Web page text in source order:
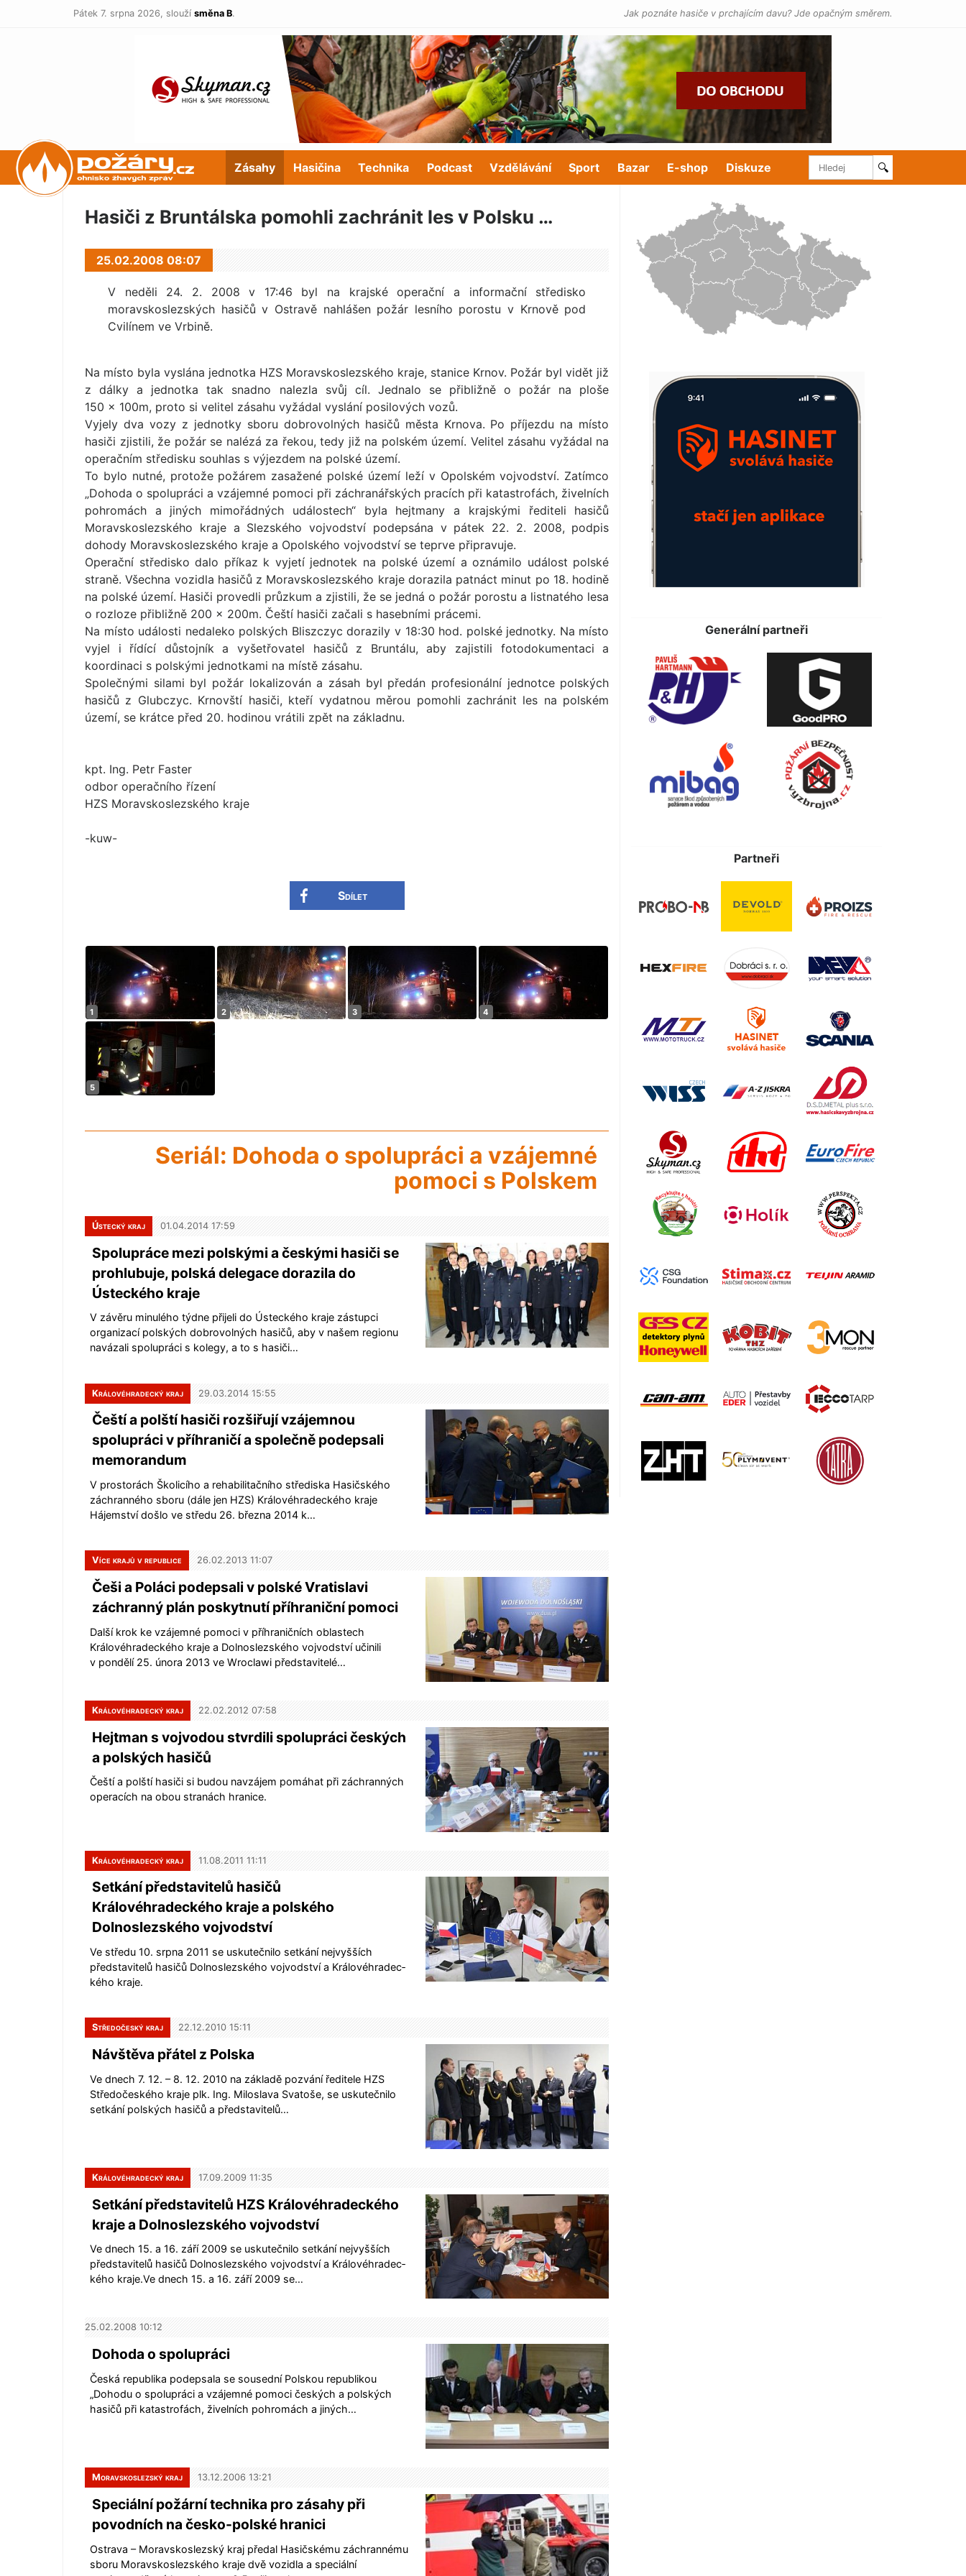
Pátek 7. srpna 2026, slouží směna B. Jak poznáte hasiče v prchajícím davu? Jde opačným směrem.
POŽÁRY.cz Zásahy Hasičina Technika Podcast Vzdělávání Sport Bazar E-shop Diskuze 🔍
Hasiči z Bruntálska pomohli zachránit les v Polsku …
25.02.2008 08:07
V neděli 24. 2. 2008 v 17:46 byl na krajské operační a informační středisko
moravskoslezských hasičů v Ostravě nahlášen požár lesního porostu v Krnově pod
Cvilínem ve Vrbině.
Na místo byla vyslána jednotka HZS Moravskoslezského kraje, stanice Krnov. Požár byl vidět již
z dálky a jednotka tak snadno nalezla svůj cíl. Jednalo se přibližně o požár na ploše
150 × 100m, proto si velitel zásahu vyžádal vyslání posilových vozů.
Vyjely dva vozy z jednotky sboru dobrovolných hasičů města Krnova. Po příjezdu na místo
hasiči zjistili, že požár se nalézá za řekou, tedy již na polském území. Velitel zásahu vyžádal na
operačním středisku souhlas s výjezdem na polské území.
To bylo nutné, protože požárem zasažené polské území leží v Opolském vojvodství. Zatímco
„Dohoda o spolupráci a vzájemné pomoci při záchranářských pracích při katastrofách, živelních
pohromách a jiných mimořádných událostech“ byla hejtmany a krajskými řediteli hasičů
Moravskoslezského kraje a Slezského vojvodství podepsána v pátek 22. 2. 2008, podpis
dohody Moravskoslezského kraje a Opolského vojvodství se teprve připravuje.
Operační středisko dalo příkaz k vyjetí jednotek na polské území a oznámilo událost polské
straně. Všechna vozidla hasičů z Moravskoslezského kraje dorazila patnáct minut po 18. hodině
na polské území. Hasiči provedli průzkum a zjistili, že se jedná o požár porostu a listnatého lesa
o rozloze přibližně 200 × 200m. Čeští hasiči začali s hasebními prácemi.
Na místo události nedaleko polských Bliszczyc dorazily v 18:30 hod. polské jednotky. Na místo
vyjel i řídící důstojník a vyšetřovatel hasičů z Bruntálu, aby zajistili fotodokumentaci a
koordinaci s polskými jednotkami na místě zásahu.
Společnými silami byl požár lokalizován a zásah byl předán profesionální jednotce polských
hasičů z Glubczyc. Krnovští hasiči, kteří vydatnou měrou pomohli zachránit les na polském
území, se krátce před 20. hodinou vrátili zpět na základnu.
kpt. Ing. Petr Faster
odbor operačního řízení
HZS Moravskoslezského kraje
-kuw-
Sdílet
Seriál: Dohoda o spolupráci a vzájemné
pomoci s Polskem
Ústecký kraj 01.04.2014 17:59
Spolupráce mezi polskými a českými hasiči se
prohlubuje, polská delegace dorazila do
Ústeckého kraje
V závěru minulého týdne přijeli do Ústeckého kraje zástupci
organizací polských dobrovolných hasičů, aby v našem regionu
navázali spolupráci s kolegy, a to s hasiči…
Královéhradecký kraj 29.03.2014 15:55
Čeští a polští hasiči rozšiřují vzájemnou
spolupráci v příhraničí a společně podepsali
memorandum
V prostorách Školicího a rehabilitačního střediska Hasičského
záchranného sboru (dále jen HZS) Královéhradeckého kraje
Hájemství došlo ve středu 26. března 2014 k…
Více krajů v republice 26.02.2013 11:07
Češi a Poláci podepsali v polské Vratislavi
záchranný plán poskytnutí příhraniční pomoci
Další krok ke vzájemné pomoci v příhraničních oblastech
Královéhradeckého kraje a Dolnoslezského vojvodství učinili
v pondělí 25. února 2013 ve Wroclawi představitelé…
Královéhradecký kraj 22.02.2012 07:58
Hejtman s vojvodou stvrdili spolupráci českých
a polských hasičů
Čeští a polští hasiči si budou navzájem pomáhat při záchranných
operacích na obou stranách hranice.
Královéhradecký kraj 11.08.2011 11:11
Setkání představitelů hasičů
Královéhradeckého kraje a polského
Dolnoslezského vojvodství
Ve středu 10. srpna 2011 se uskutečnilo setkání nejvyšších
představitelů hasičů Dolnoslezského vojvodství a Královéhradec­
kého kraje.
Středočeský kraj 22.12.2010 15:11
Návštěva přátel z Polska
Ve dnech 7. 12. – 8. 12. 2010 na základě pozvání ředitele HZS
Středočeského kraje plk. Ing. Miloslava Svatoše, se uskutečnilo
setkání polských hasičů a představitelů…
Královéhradecký kraj 17.09.2009 11:35
Setkání představitelů HZS Královéhradeckého
kraje a Dolnoslezského vojvodství
Ve dnech 15. a 16. září 2009 se uskutečnilo setkání nejvyšších
představitelů hasičů Dolnoslezského vojvodství a Královéhradec­
kého kraje.Ve dnech 15. a 16. září 2009 se…
25.02.2008 10:12
Dohoda o spolupráci
Česká republika podepsala se sousední Polskou republikou
„Dohodu o spolupráci a vzájemné pomoci českých a polských
hasičů při katastrofách, živelních pohromách a jiných…
Moravskoslezský kraj 13.12.2006 13:21
Speciální požární technika pro zásahy při
povodních na česko-polské hranici
Ostrava – Moravskoslezský kraj předal Hasičskému záchrannému
sboru Moravskoslezského kraje dvě vozidla a speciální
Generální partneři
Partneři